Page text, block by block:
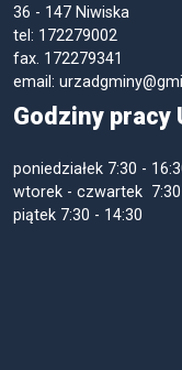
36 - 147 Niwiska
tel: 172279002
fax. 172279341
email:
Godziny pracy
poniedziałek 7:30 -
wtorek - czwartek 7:30
piątek 7:30 - 14:30